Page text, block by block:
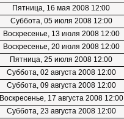
Пятница, 16 мая 2008 12:00
Суббота, 05 июля 2008 12:00
Воскресенье, 13 июля 2008 12:00
Воскресенье, 20 июля 2008 12:00
Пятница, 25 июля 2008 12:00
Суббота, 02 августа 2008 12:00
Суббота, 09 августа 2008 12:00
Воскресенье, 17 августа 2008 12:00
Суббота, 23 августа 2008 12:00